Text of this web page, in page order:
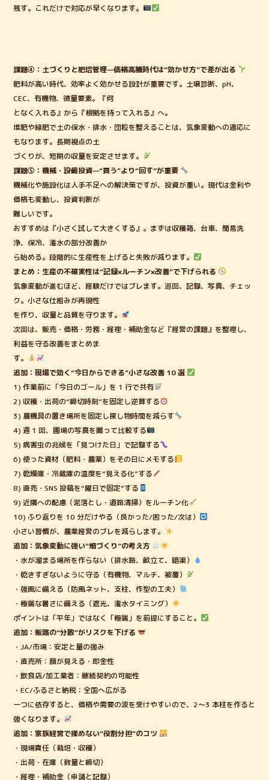
残す。これだけで対応が早くなります。
課題④：土づくりと肥培管理—価格高騰時代は“効かせ方”で差が出る
肥料が高い時代、効率よく効かせる設計が重要です。土壌診断、pH、
CEC、有機物、微量要素。『何
となく入れる』から『根拠を持って入れる』へ。
堆肥や緑肥で土の保水・排水・団粒を整えることは、気象変動への適応に
もなります。長期視点の土
づくりが、短期の収量を安定させます。
課題⑤：機械・設備投資—“買う”より“回す”が重要
機械化や施設化は人手不足への解決策ですが、投資が重い。現代は金利や
価格も変動し、投資判断が
難しいです。
おすすめは『小さく試して大きくする』。まずは収穫箱、台車、簡易洗
浄、保冷、潅水の部分改善か
ら始める。段階的に生産性を上げると失敗が減ります。
まとめ：生産の不確実性は“記録×ルーチン×改善”で下げられる
気象変動が進むほど、経験だけではブレます。巡回、記録、写真、チェッ
ク。小さな仕組みが再現性
を作り、収量と品質を守ります。
次回は、販売・価格・労務・経理・補助金など『経営の課題』を整理し、
利益を守る改善をまとめま
す。
追加：現場で効く“今日からできる”小さな改善 10 選
1) 作業前に「今日のゴール」を 1 行で共有
2) 収穫・出荷の“締切時刻”を固定し逆算する
3) 農機具の置き場所を固定し探し物時間を減らす
4) 週 1 回、圃場の写真を撮って比較する
5) 病害虫の兆候を「見つけた日」で記録する
6) 使った資材（肥料・農薬）をその日にメモする
7) 乾燥庫・冷蔵庫の温度を“見える化”する
8) 直売・SNS 投稿を“曜日で固定”する
9) 近隣への配慮（泥落とし・道路清掃）をルーチン化
10) ふり返りを 10 分だけやる（良かった/困った/次は）
小さい習慣が、農業経営のブレを減らします。
追加：気象変動に強い“畑づくり”の考え方
・水が溜まる場所を作らない（排水路、畝立て、暗渠）
・乾きすぎないように守る（有機物、マルチ、被覆）
・強風に備える（防風ネット、支柱、作型の工夫）
・極端な暑さに備える（遮光、潅水タイミング）
ポイントは「平年」ではなく「極端」を前提にすること。
追加：販路の“分散”がリスクを下げる
・JA/市場：安定と量の強み
・直売所：顔が見える・即金性
・飲食店/加工業者：継続契約の可能性
・EC/ふるさと納税：全国へ広がる
一つに依存すると、価格や需要の波を受けやすいので、2〜3 本柱を作ると
強くなります。
追加：家族経営で揉めない“役割分担”のコツ
・現場責任（栽培・収穫）
・出荷・在庫（数量と締切）
・経理・補助金（申請と記録）